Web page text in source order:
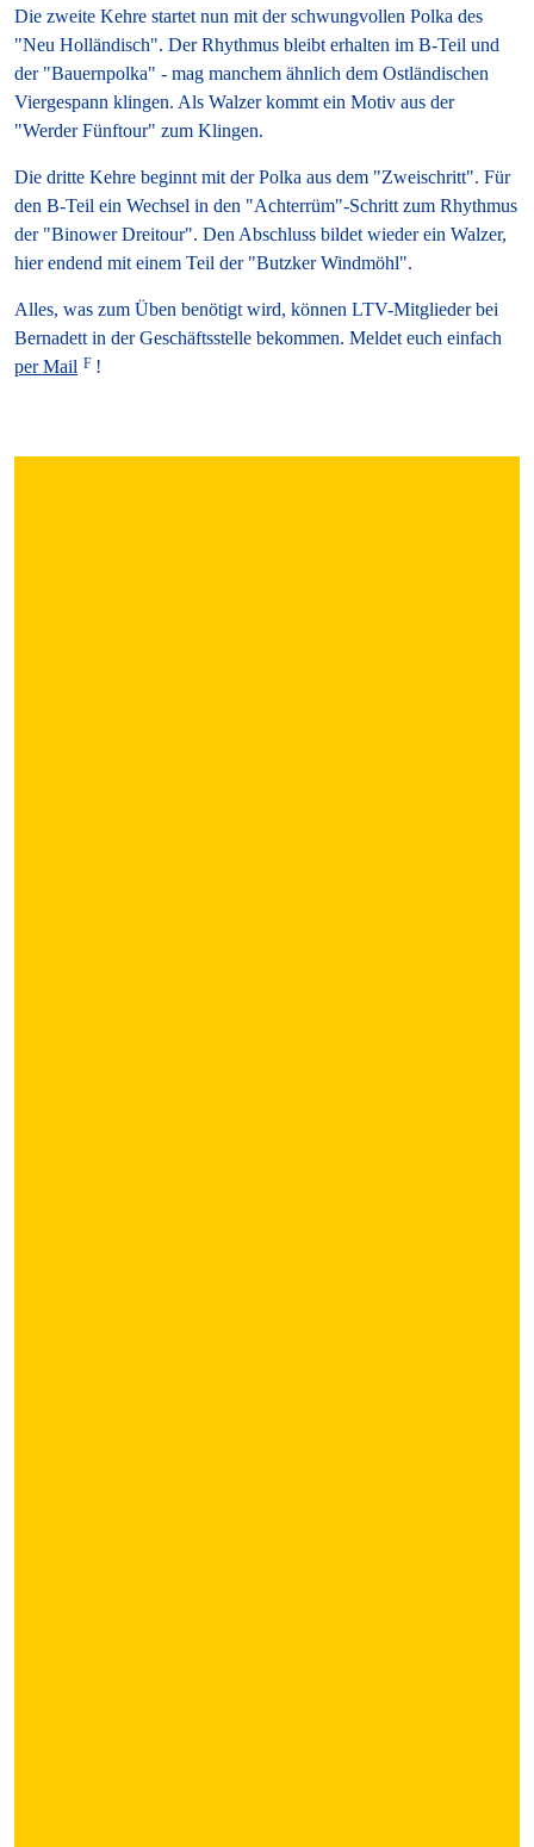
Die zweite Kehre startet nun mit der schwungvollen Polka des
"Neu Holländisch". Der Rhythmus bleibt erhalten im B-Teil und
der "Bauernpolka" - mag manchem ähnlich dem Ostländischen
Viergespann klingen. Als Walzer kommt ein Motiv aus der
"Werder Fünftour" zum Klingen.
Die dritte Kehre beginnt mit der Polka aus dem "Zweischritt". Für
den B-Teil ein Wechsel in den "Achterrüm"-Schritt zum Rhythmus
der "Binower Dreitour". Den Abschluss bildet wieder ein Walzer,
hier endend mit einem Teil der "Butzker Windmöhl".
Alles, was zum Üben benötigt wird, können LTV-Mitglieder bei
Bernadett in der Geschäftsstelle bekommen. Meldet euch einfach
per Mail
!